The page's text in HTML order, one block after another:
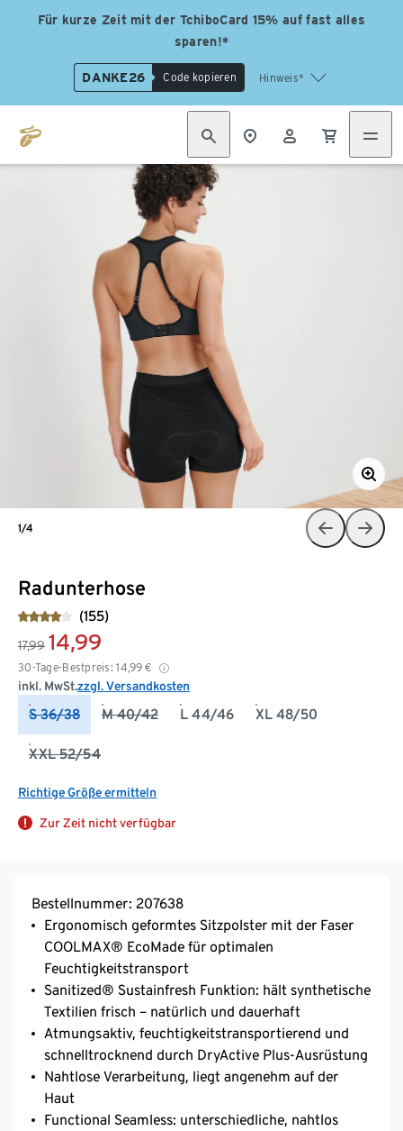
Für kurze Zeit mit der TchiboCard 15% auf fast alles
sparen!*
DANKE26 Code kopieren Hinweis*
Radunterhose
(155)
17,99 14,99
30-Tage-Bestpreis: 14,99 €
inkl. MwSt.zzgl. Versandkosten
S 36/38 M 40/42 L 44/46 XL 48/50
XXL 52/54
Richtige Größe ermitteln
Zur Zeit nicht verfügbar
1/4
Bestellnummer: 207638
Ergonomisch geformtes Sitzpolster mit der Faser
COOLMAX® EcoMade für optimalen
Feuchtigkeitstransport
Sanitized® Sustainfresh Funktion: hält synthetische
Textilien frisch – natürlich und dauerhaft
Atmungsaktiv, feuchtigkeitstransportierend und
schnelltrocknend durch DryActive Plus-Ausrüstung
Nahtlose Verarbeitung, liegt angenehm auf der
Haut
Functional Seamless: unterschiedliche, nahtlos